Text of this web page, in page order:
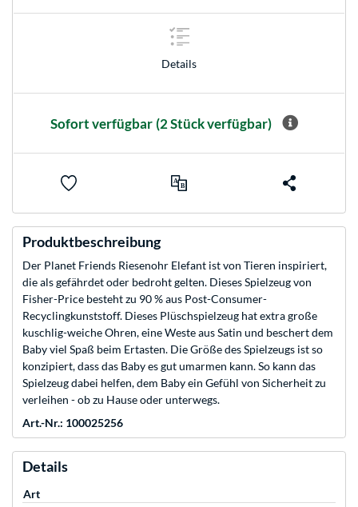
Details
Sofort verfügbar (2 Stück verfügbar)
Produktbeschreibung
Der Planet Friends Riesenohr Elefant ist von Tieren inspiriert,
die als gefährdet oder bedroht gelten. Dieses Spielzeug von
Fisher-Price besteht zu 90 % aus Post-Consumer-
Recyclingkunststoff. Dieses Plüschspielzeug hat extra große
kuschlig-weiche Ohren, eine Weste aus Satin und beschert dem
Baby viel Spaß beim Ertasten. Die Größe des Spielzeugs ist so
konzipiert, dass das Baby es gut umarmen kann. So kann das
Spielzeug dabei helfen, dem Baby ein Gefühl von Sicherheit zu
verleihen - ob zu Hause oder unterwegs.
Art.-Nr.: 100025256
Details
Art